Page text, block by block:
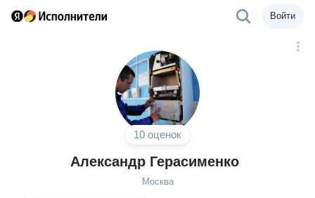
Войти
10 оценок
Александр Герасименко
Москва